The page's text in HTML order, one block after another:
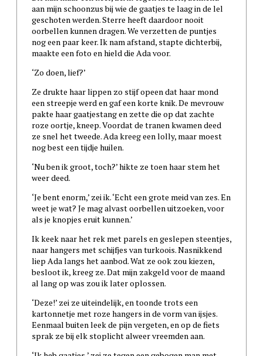
aan mijn schoonzus bij wie de gaatjes te laag in de lel
geschoten werden. Sterre heeft daardoor nooit
oorbellen kunnen dragen. We verzetten de puntjes
nog een paar keer. Ik nam afstand, stapte dichterbij,
maakte een foto en hield die Ada voor.
‘Zo doen, lief?’
Ze drukte haar lippen zo stijf opeen dat haar mond
een streepje werd en gaf een korte knik. De mevrouw
pakte haar gaatjestang en zette die op dat zachte
roze oortje, kneep. Voordat de tranen kwamen deed
ze snel het tweede. Ada kreeg een lolly, maar moest
nog best een tijdje huilen.
‘Nu ben ik groot, toch?’ hikte ze toen haar stem het
weer deed.
‘Je bent enorm,’ zei ik. ‘Echt een grote meid van zes. En
weet je wat? Je mag alvast oorbellen uitzoeken, voor
als je knopjes eruit kunnen.’
Ik keek naar het rek met parels en geslepen steentjes,
naar hangers met schijfjes van turkoois. Nasnikkend
liep Ada langs het aanbod. Wat ze ook zou kiezen,
besloot ik, kreeg ze. Dat mijn zakgeld voor de maand
al lang op was zou ik later oplossen.
‘Deze!’ zei ze uiteindelijk, en toonde trots een
kartonnetje met roze hangers in de vorm van ijsjes.
Eenmaal buiten leek de pijn vergeten, en op de fiets
sprak ze bij elk stoplicht alweer vreemden aan.